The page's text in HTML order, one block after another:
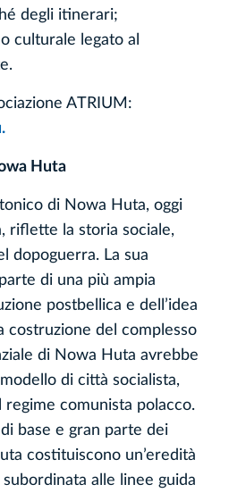
degli itinerari;
culturale legato al
ATRIUM:
Huta
di Nowa Huta, oggi
riflette la storia sociale,
dopoguerra. La sua
di una più ampia
postbellica e dell’idea
costruzione del complesso
di Nowa Huta avrebbe
di città socialista,
comunista polacco.
base e gran parte dei
costituiscono un’eredità
alle linee guida